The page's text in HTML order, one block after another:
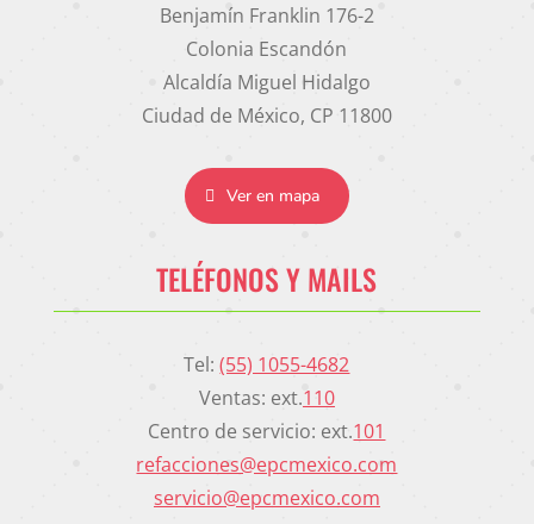
Benjamín Franklin 176-2
Colonia Escandón
Alcaldía Miguel Hidalgo
Ciudad de México, CP 11800
Ver en mapa
TELÉFONOS Y MAILS
Tel:(55) 1055-4682
Ventas: ext.110
Centro de servicio: ext.101
refacciones@epcmexico.com
servicio@epcmexico.com